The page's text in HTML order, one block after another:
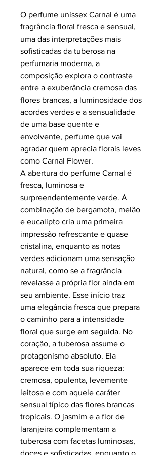
O perfume unissex Carnal é uma
fragrância floral fresca e sensual,
uma das interpretações mais
sofisticadas da tuberosa na
perfumaria moderna, a
composição explora o contraste
entre a exuberância cremosa das
flores brancas, a luminosidade dos
acordes verdes e a sensualidade
de uma base quente e
envolvente, perfume que vai
agradar quem aprecia florais leves
como Carnal Flower.
A abertura do perfume Carnal é
fresca, luminosa e
surpreendentemente verde. A
combinação de bergamota, melão
e eucalipto cria uma primeira
impressão refrescante e quase
cristalina, enquanto as notas
verdes adicionam uma sensação
natural, como se a fragrância
revelasse a própria flor ainda em
seu ambiente. Esse início traz
uma elegância fresca que prepara
o caminho para a intensidade
floral que surge em seguida. No
coração, a tuberosa assume o
protagonismo absoluto. Ela
aparece em toda sua riqueza:
cremosa, opulenta, levemente
leitosa e com aquele caráter
sensual típico das flores brancas
tropicais. O jasmim e a flor de
laranjeira complementam a
tuberosa com facetas luminosas,